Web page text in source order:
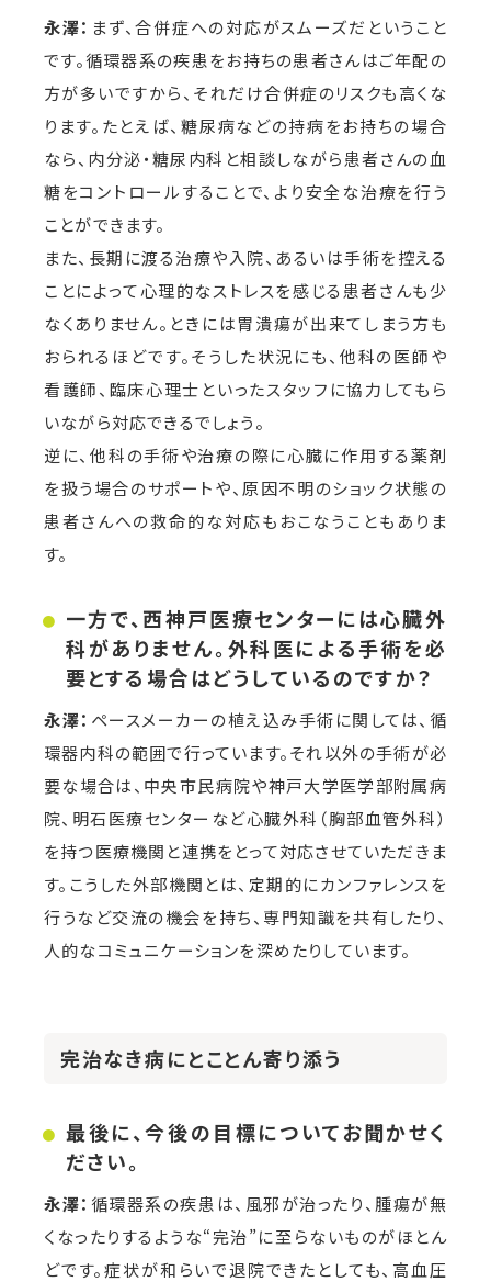
永澤： まず、合併症への対応がスムーズだということ
です。循環器系の疾患をお持ちの患者さんはご年配の
方が多いですから、それだけ合併症のリスクも高くな
ります。たとえば、糖尿病などの持病をお持ちの場合
なら、内分泌・糖尿内科と相談しながら患者さんの血
糖をコントロールすることで、より安全な治療を行う
ことができます。
また、長期に渡る治療や入院、あるいは手術を控える
ことによって心理的なストレスを感じる患者さんも少
なくありません。ときには胃潰瘍が出来てしまう方も
おられるほどです。そうした状況にも、他科の医師や
看護師、臨床心理士といったスタッフに協力してもら
いながら対応できるでしょう。
逆に、他科の手術や治療の際に心臓に作用する薬剤
を扱う場合のサポートや、原因不明のショック状態の
患者さんへの救命的な対応もおこなうこともありま
す。
一方で、西神戸医療センターには心臓外
科がありません。外科医による手術を必
要とする場合はどうしているのですか？
永澤： ペースメーカーの植え込み手術に関しては、循
環器内科の範囲で行っています。それ以外の手術が必
要な場合は、中央市民病院や神戸大学医学部附属病
院、明石医療センターなど心臓外科（胸部血管外科）
を持つ医療機関と連携をとって対応させていただきま
す。こうした外部機関とは、定期的にカンファレンスを
行うなど交流の機会を持ち、専門知識を共有したり、
人的なコミュニケーションを深めたりしています。
完治なき病にとことん寄り添う
最後に、今後の目標についてお聞かせく
ださい。
永澤： 循環器系の疾患は、風邪が治ったり、腫瘍が無
くなったりするような“完治”に至らないものがほとん
どです。症状が和らいで退院できたとしても、高血圧